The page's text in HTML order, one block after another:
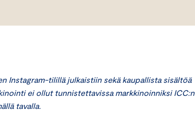
Instagram-tilillä julkaistiin sekä kaupallista sisältöä
ei ollut tunnistettavissa markkinoinniksi ICC:n
tavalla.